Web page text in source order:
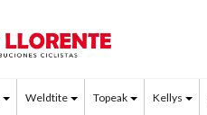
Weldtite Topeak Kellys